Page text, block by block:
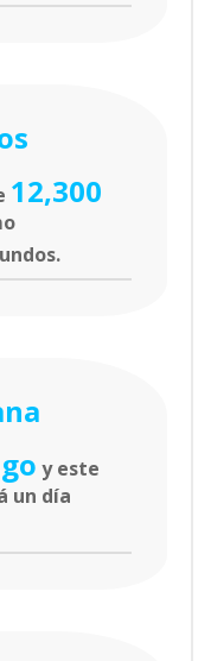
12,300
y este
un día